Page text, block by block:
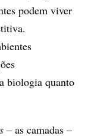
podem viver
biologia quanto
– as camadas –